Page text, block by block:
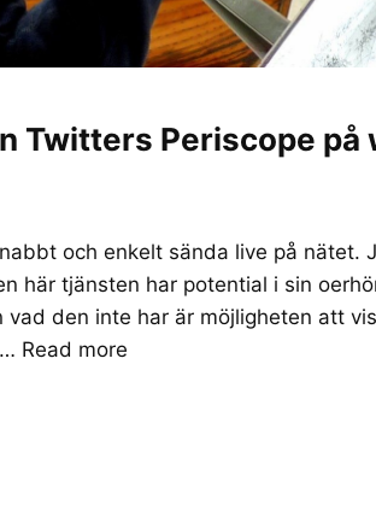
Twitters Periscope på
och enkelt sända live på nätet.
här tjänsten har potential i sin
den inte har är möjligheten att
Read more